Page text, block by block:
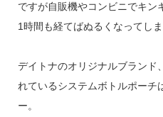
ですが自販機やコンビニでキン
1時間も経てばぬるくなってし
デイトナのオリジナルブランド
れているシステムボトルポーチ
ー。